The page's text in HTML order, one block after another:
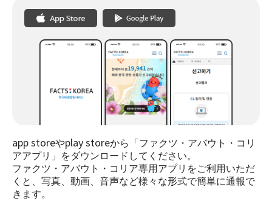
app storeやplay storeから「ファクツ・アバウト・コリ
アアプリ」をダウンロードしてください。
ファクツ・アバウト・コリア専用アプリをご利用いただ
くと、写真、動画、音声など様々な形式で簡単に通報で
きます。